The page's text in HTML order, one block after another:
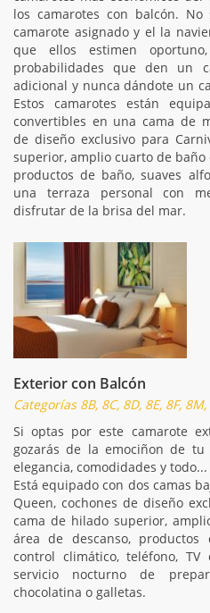
los camarotes con balcón.
camarote asignado y el la
que ellos estimen
probabilidades que den un
adicional y nunca dándote un
Estos camarotes están
convertibles en una cama de
de diseño exclusivo para
superior, amplio cuarto de baño
productos de baño, suaves
una terraza personal con
disfrutar de la brisa del mar.
Exterior con Balcón
Categorías 8B, 8C, 8D, 8E, 8F, 8M,
Si optas por este camarote
gozarás de la emociñon de tu
elegancia, comodidades y
Está equipado con dos camas
Queen, cochones de diseño
cama de hilado superior,
área de descanso, productos
control climático, teléfono, TV
servicio nocturno de
chocolatina o galletas.